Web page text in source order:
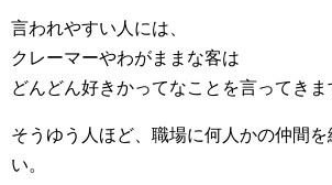
言われやすい人には、
クレーマーやわがままな客は
どんどん好きかってなことを言ってきま
そうゆう人ほど、職場に何人かの仲間を
い。